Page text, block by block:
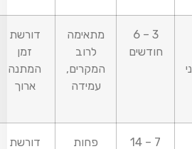
6 – 3
חודשים
מתאימה
לרוב
המקרים,
עמידה
דורשת
זמן
המתנה
ארוך
14 – 7
פחות
דורשת